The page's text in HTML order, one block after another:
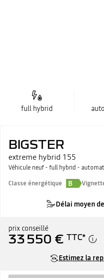
full hybrid
BIGSTER
extreme hybrid 155
Véhicule neuf - full hybrid -
Classe énergétique
B
Délai moyen
prix conseillé
33 550 € TTC*
Estimez la